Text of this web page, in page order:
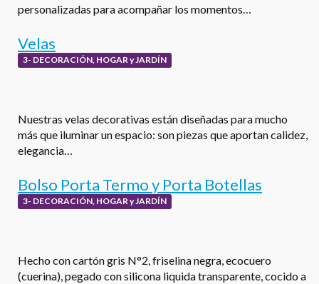
personalizadas para acompañar los momentos…
Velas
3- DECORACIÓN, HOGAR y JARDÍN
Nuestras velas decorativas están diseñadas para mucho
más que iluminar un espacio: son piezas que aportan calidez,
elegancia…
Bolso Porta Termo y Porta Botellas
3- DECORACIÓN, HOGAR y JARDÍN
Hecho con cartón gris N°2, friselina negra, ecocuero
(cuerina), pegado con silicona liquida transparente, cocido a